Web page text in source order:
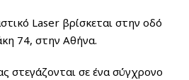
Laser βρίσκεται στην οδό
74, στην Αθήνα.
στεγάζονται σε ένα σύγχρονο